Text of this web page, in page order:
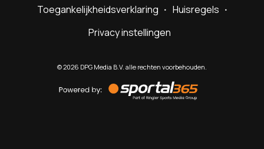
Toegankelijkheidsverklaring
Huisregels
Privacy instellingen
©2026 DPG Media B.V. alle rechten voorbehouden.
by
Sportal365